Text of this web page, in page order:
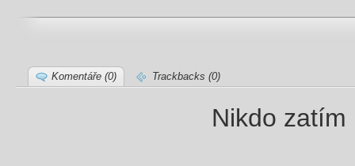
Komentáře (0) Trackbacks (0)
Nikdo zatím